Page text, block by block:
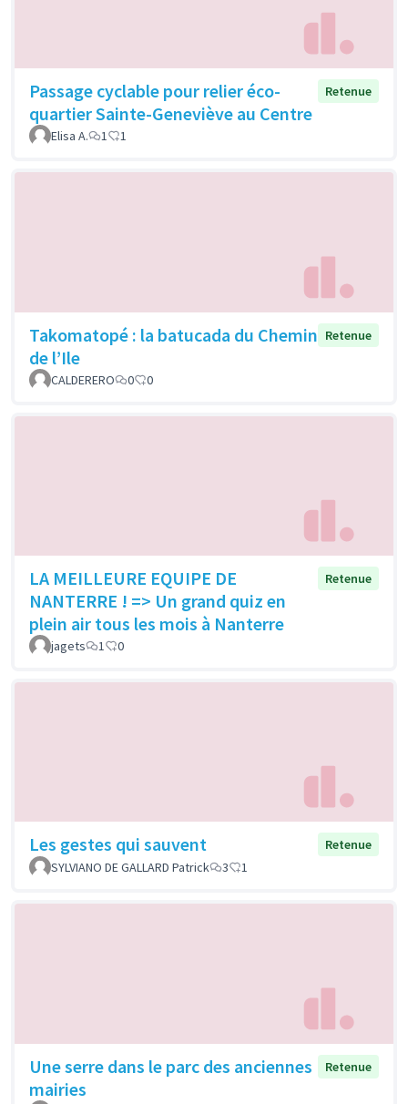
Passage cyclable pour relier éco-
quartier Sainte-Geneviève au Centre
Retenue
Elisa A. 1 1
Takomatopé : la batucada du Chemin
de l’Ile
Retenue
CALDERERO 0 0
LA MEILLEURE EQUIPE DE
NANTERRE ! => Un grand quiz en
plein air tous les mois à Nanterre
Retenue
jagets 1 0
Les gestes qui sauvent
Retenue
SYLVIANO DE GALLARD Patrick
3 1
Une serre dans le parc des anciennes
mairies
Retenue